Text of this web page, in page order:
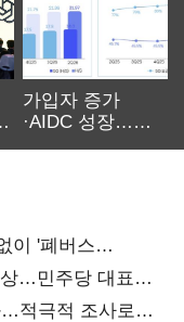
가입자 증가
·AIDC 성장…
이 '폐버스
…민주당 대표로
적극적 조사로